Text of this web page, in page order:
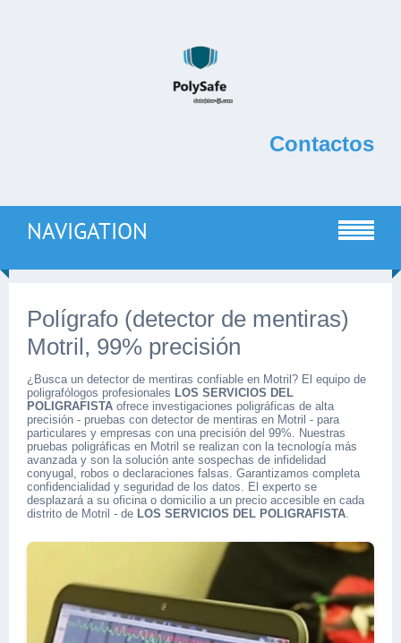
Contactos
NAVIGATION
Polígrafo (detector de mentiras)
Motril, 99% precisión
¿Busca un detector de mentiras confiable en Motril? El equipo de
poligrafólogos profesionales LOS SERVICIOS DEL
POLIGRAFISTA ofrece investigaciones poligráficas de alta
precisión - pruebas con detector de mentiras en Motril - para
particulares y empresas con una precisión del 99%. Nuestras
pruebas poligráficas en Motril se realizan con la tecnología más
avanzada y son la solución ante sospechas de infidelidad
conyugal, robos o declaraciones falsas. Garantizamos completa
confidencialidad y seguridad de los datos. El experto se
desplazará a su oficina o domicilio a un precio accesible en cada
distrito de Motril - de LOS SERVICIOS DEL POLIGRAFISTA.